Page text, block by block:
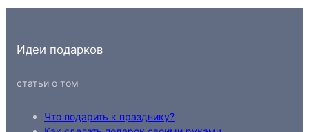
Идеи подарков
статьи о том
Что подарить к празднику?